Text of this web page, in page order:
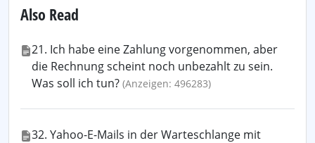
Also Read
21. Ich habe eine Zahlung vorgenommen, aber
die Rechnung scheint noch unbezahlt zu sein.
Was soll ich tun? (Anzeigen: 496283)
32. Yahoo-E-Mails in der Warteschlange mit